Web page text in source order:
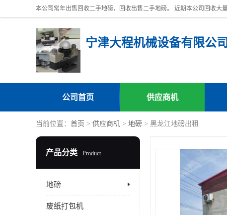
宁津大程机械设备有限公司
公司首页 供应商机
当前位置： 首页 > 供应商机 > 地磅 > 黑龙江地磅出租
产品分类 Product
地磅
废纸打包机